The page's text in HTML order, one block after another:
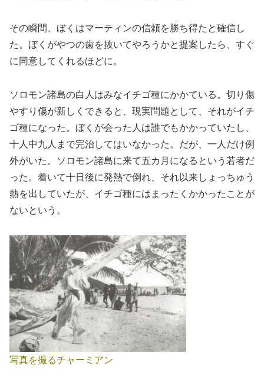
その瞬間、ぼくはマーティンの信頼を勝ち得たと確信し
た。ぼくがやつの歯を抜いてやろうかと提案したら、すぐ
に同意してくれるほどに。
ソロモン諸島の白人はみなイチゴ種にかかている。切り傷
やすり傷が新しくできると、現実問題として、それがイチ
ゴ種になった。ぼくが会った人は誰でもかかっていたし、
十人中九人まで完治してはいなかった。だが、一人だけ例
外がいた。ソロモン諸島に来て五カ月になるという若者だ
った。着いて十日後に発熱で倒れ、それ以来しょっちゅう
熱を出していたが、イチゴ種にはまったくかかったことが
ないという。
写真を撮るチャーミアン